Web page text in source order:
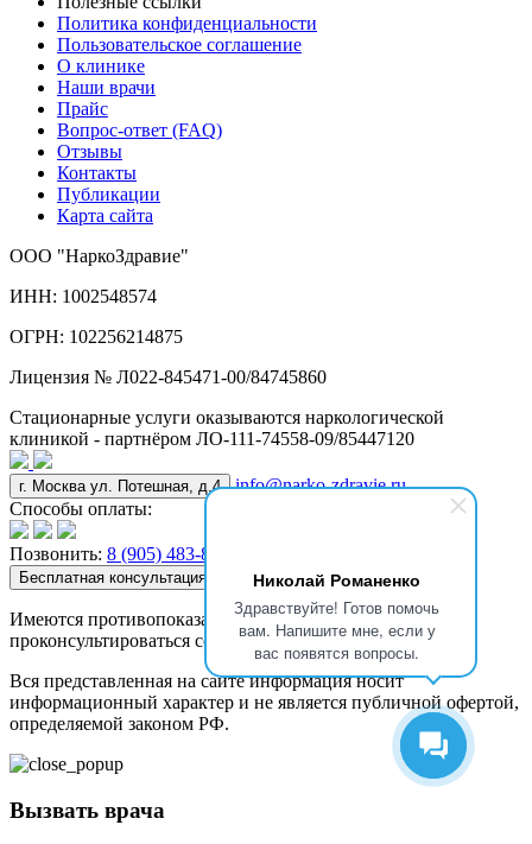
Николай Романенко
Здравствуйте! Готов помочь
вам. Напишите мне, если у
вас появятся вопросы.
Политика конфиденциальности
Пользовательское соглашение
О клинике
Наши врачи
Прайс
Вопрос-ответ (FAQ)
Отзывы
Контакты
Публикации
Карта сайта
ООО "НаркоЗдравие"
ИНН: 1002548574
ОГРН: 102256214875
Лицензия № Л022-845471-00/84745860
Стационарные услуги оказываются наркологической
клиникой - партнёром ЛО-111-74558-09/85447120
г. Москва ул. Потешная, д.4
info@narko-zdravie.ru
Способы оплаты:
Позвонить: 8 (905) 483-84-39
Бесплатная консультация
Имеются противопоказания. Необходимо
проконсультироваться со специалистом. 18+
Вся представленная на сайте информация носит
информационный характер и не является публичной офертой,
определяемой законом РФ.
Вызвать врача